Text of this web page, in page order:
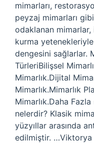
mimarları,
peyzaj mimarları
odaklanan
kurma yetenekleriyle
dengesini sağlarlar.
TürleriBilişsel
Mimarlık.Dijital
Mimarlık.Mimarlık
Mimarlık.Daha
nelerdir? Klasik
yüzyıllar arasında
edilmiştir. …Viktorya